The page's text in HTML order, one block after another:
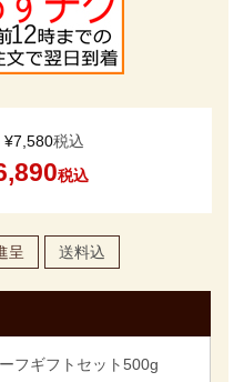
¥7,580税込
税込
呈 送料込
フギフトセット500g